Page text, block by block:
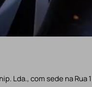
Lda., com sede na Rua